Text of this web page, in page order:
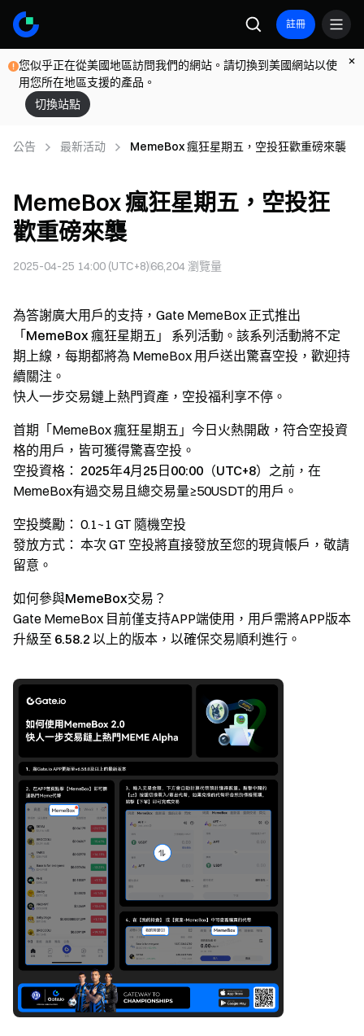
註冊
您似乎正在從美國地區訪問我們的網站。請切換到美國網站以使
用您所在地區支援的產品。
切換站點
公告 最新活动 MemeBox 瘋狂星期五，空投狂歡重磅來襲
MemeBox 瘋狂星期五，空投狂
歡重磅來襲
2025-04-25 14:00 (UTC+8)66,204 瀏覽量
為答謝廣大用戶的支持，Gate MemeBox 正式推出
「MemeBox 瘋狂星期五」
系列活動。該系列活動將不定
期上線，每期都將為 MemeBox 用戶送出驚喜空投，歡迎持
續關注。
快人一步交易鏈上熱門資產，空投福利享不停。
首期「MemeBox 瘋狂星期五」今日火熱開啟，符合空投資
格的用戶，皆可獲得驚喜空投。
空投資格： 2025年4月25日00:00（UTC+8）之前 ，在
MemeBox有過交易且總交易量≥50USDT的用戶。
空投獎勵： 0.1~1 GT 隨機空投
發放方式： 本次 GT 空投將直接發放至您的現貨帳戶，敬請
留意。
如何參與MemeBox交易？
Gate MemeBox 目前僅支持APP端使用，用戶需將APP版本
升級至 6.58.2 以上的版本，以確保交易順利進行。